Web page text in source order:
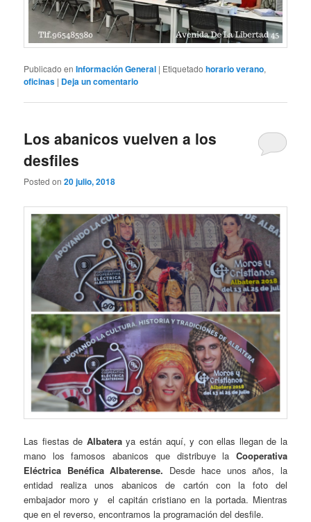
Publicado en Información General | Etiquetado horario verano,
oficinas | Deja un comentario
Los abanicos vuelven a los
desfiles
Posted on20 julio, 2018
Las fiestas de Albateraya están aquí, y con ellas llegan de la
mano los famosos abanicos que distribuye la Cooperativa
Eléctrica Benéfica Albaterense. Desde hace unos años, la
entidad realiza unos abanicos de cartón con la foto del
embajador moro y el capitán cristiano en la portada. Mientras
que en el reverso, encontramos la programación del desfile.